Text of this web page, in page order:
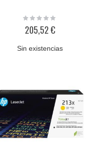
Rating:
205,52 €
Sin existencias